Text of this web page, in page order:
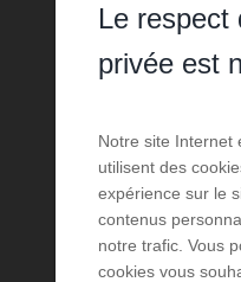
Le respect
privée est
Notre site Internet
utilisent des
expérience sur le
contenus
notre trafic. Vous
cookies vous